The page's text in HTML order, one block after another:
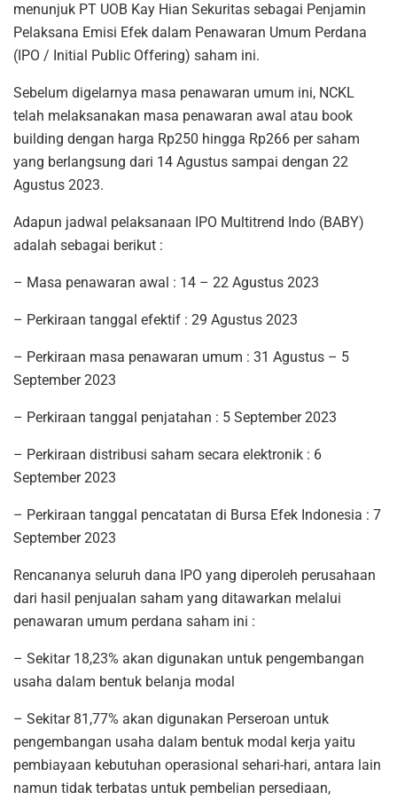
menunjuk PT UOB Kay Hian Sekuritas sebagai Penjamin
Pelaksana Emisi Efek dalam Penawaran Umum Perdana
(IPO / Initial Public Offering) saham ini.
Sebelum digelarnya masa penawaran umum ini, NCKL
telah melaksanakan masa penawaran awal atau book
building dengan harga Rp250 hingga Rp266 per saham
yang berlangsung dari 14 Agustus sampai dengan 22
Agustus 2023.
Adapun jadwal pelaksanaan IPO Multitrend Indo (BABY)
adalah sebagai berikut :
– Masa penawaran awal : 14 – 22 Agustus 2023
– Perkiraan tanggal efektif : 29 Agustus 2023
– Perkiraan masa penawaran umum : 31 Agustus – 5
September 2023
– Perkiraan tanggal penjatahan : 5 September 2023
– Perkiraan distribusi saham secara elektronik : 6
September 2023
– Perkiraan tanggal pencatatan di Bursa Efek Indonesia : 7
September 2023
Rencananya seluruh dana IPO yang diperoleh perusahaan
dari hasil penjualan saham yang ditawarkan melalui
penawaran umum perdana saham ini :
– Sekitar 18,23% akan digunakan untuk pengembangan
usaha dalam bentuk belanja modal
– Sekitar 81,77% akan digunakan Perseroan untuk
pengembangan usaha dalam bentuk modal kerja yaitu
pembiayaan kebutuhan operasional sehari-hari, antara lain
namun tidak terbatas untuk pembelian persediaan,